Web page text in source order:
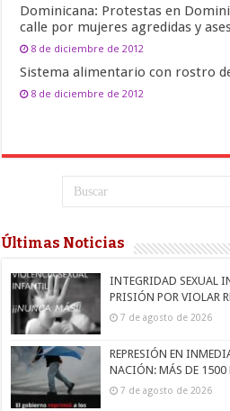
Dominicana: Protestas en
calle por mujeres agredidas y
8 de diciembre de 2012
Sistema alimentario con rostro
8 de diciembre de 2012
Últimas Noticias
INTEGRIDAD SEXUAL
PRISIÓN POR VIOLAR
7 de agosto de 2026
REPRESIÓN EN
NACIÓN: MÁS DE 1500
7 de agosto de 2026